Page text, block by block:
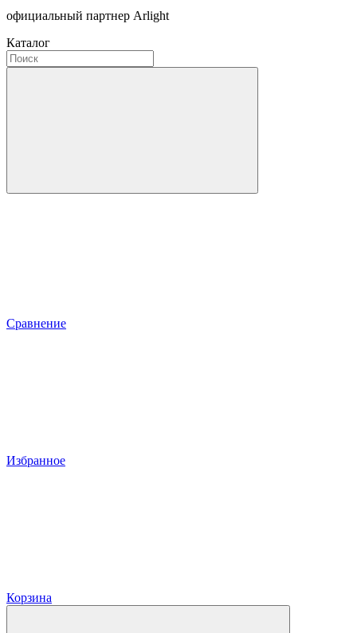
официальный партнер Arlight
Каталог
Сравнение
Избранное
Корзина